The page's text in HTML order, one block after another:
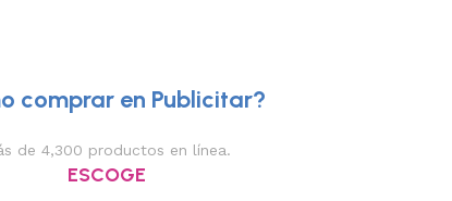
comprar en Publicitar?
de 4,300 productos en línea.
ESCOGE